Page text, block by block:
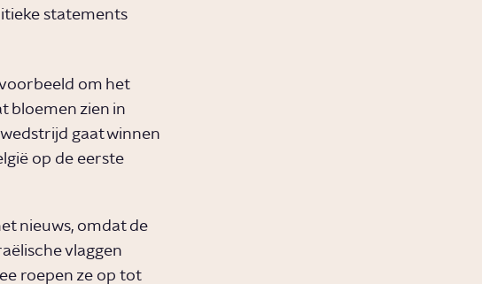
statements
om het
bloemen zien in
gaat winnen
op de eerste
nieuws, omdat de
vlaggen
roepen ze op tot